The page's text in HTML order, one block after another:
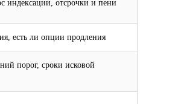
индексации, отсрочки и пени
есть ли опции продления
порог, сроки исковой